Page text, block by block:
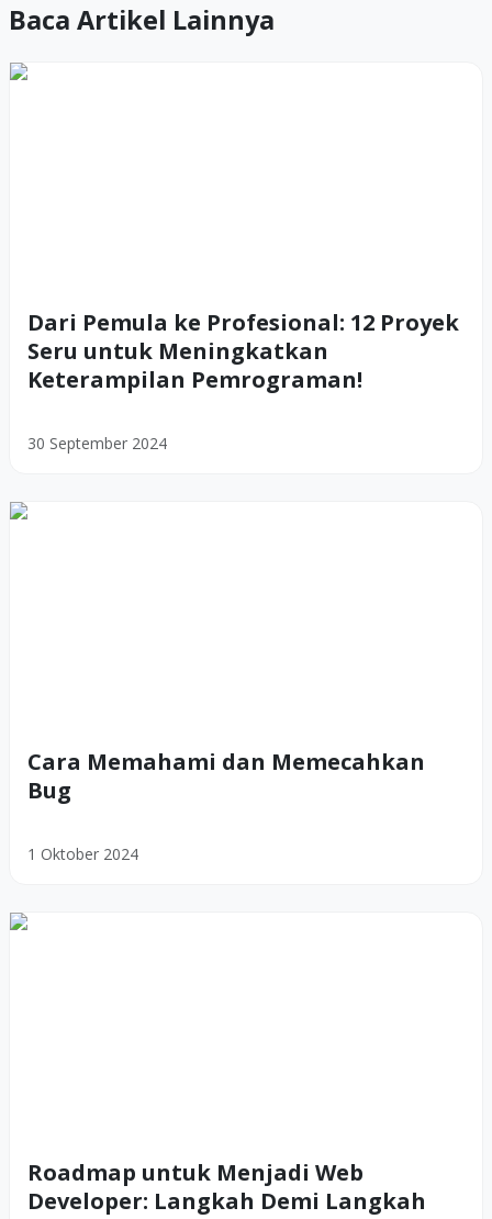
Baca Artikel Lainnya
Dari Pemula ke Profesional: 12 Proyek
Seru untuk Meningkatkan
Keterampilan Pemrograman!
30 September 2024
Cara Memahami dan Memecahkan
Bug
1 Oktober 2024
Roadmap untuk Menjadi Web
Developer: Langkah Demi Langkah